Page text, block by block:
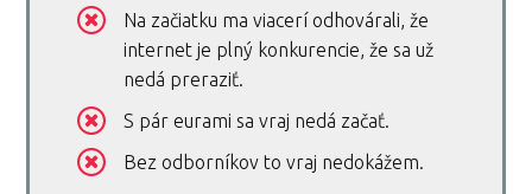
Na začiatku ma viacerí odhovárali, že
internet je plný konkurencie, že sa už
nedá preraziť.
S pár eurami sa vraj nedá začať.
Bez odborníkov to vraj nedokážem.